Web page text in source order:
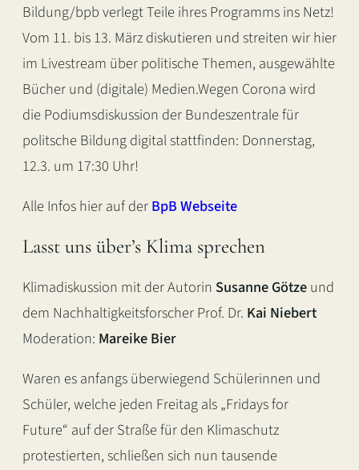
Bildung/bpb verlegt Teile ihres Programms ins Netz!
Vom 11. bis 13. März diskutieren und streiten wir hier
im Livestream über politische Themen, ausgewählte
Bücher und (digitale) Medien.Wegen Corona wird
die Podiumsdiskussion der Bundeszentrale für
politsche Bildung digital stattfinden: Donnerstag,
12.3. um 17:30 Uhr!
Alle Infos hier auf derBpB Webseite
Lasst uns über’s Klima sprechen
Klimadiskussion mit der Autorin Susanne Götzeund
dem Nachhaltigkeitsforscher Prof. Dr. Kai Niebert
Moderation: Mareike Bier
Waren es anfangs überwiegend Schülerinnen und
Schüler, welche jeden Freitag als „Fridays for
Future“ auf der Straße für den Klimaschutz
protestierten, schließen sich nun tausende